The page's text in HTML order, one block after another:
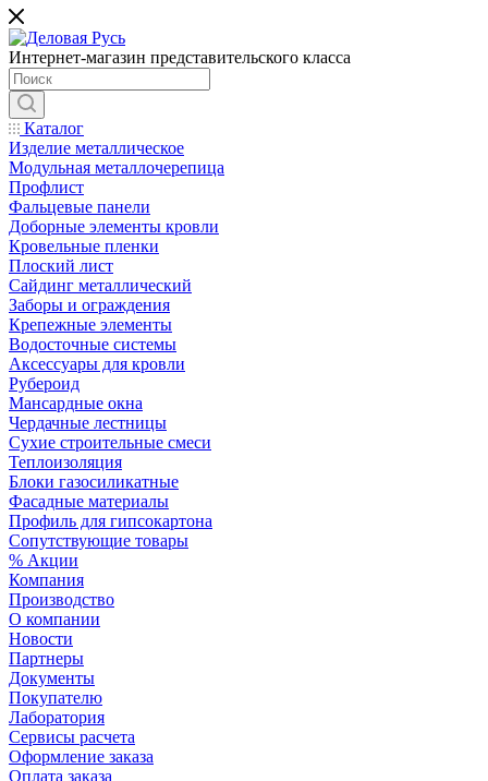
Интернет-магазин представительского класса
Каталог
Изделие металлическое
Модульная металлочерепица
Профлист
Фальцевые панели
Доборные элементы кровли
Кровельные пленки
Плоский лист
Сайдинг металлический
Заборы и ограждения
Крепежные элементы
Водосточные системы
Аксессуары для кровли
Рубероид
Мансардные окна
Чердачные лестницы
Сухие строительные смеси
Теплоизоляция
Блоки газосиликатные
Фасадные материалы
Профиль для гипсокартона
Сопутствующие товары
% Акции
Компания
Производство
О компании
Новости
Партнеры
Документы
Покупателю
Лаборатория
Сервисы расчета
Оформление заказа
Оплата заказа